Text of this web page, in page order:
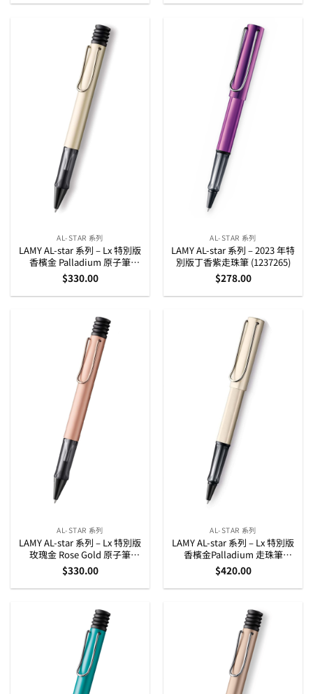
AL-STAR 系列
LAMY AL-star 系列 – Lx 特別版
香檳金 Palladium 原子筆
(4031631)
$330.00
AL-STAR 系列
LAMY AL-star 系列 – 2023 年特
別版丁香紫走珠筆 (1237265)
$278.00
AL-STAR 系列
LAMY AL-star 系列 – Lx 特別版
玫瑰金 Rose Gold 原子筆
(1231632)
$330.00
AL-STAR 系列
LAMY AL-star 系列 – Lx 特別版
香檳金Palladium 走珠筆
(4031636)
$420.00